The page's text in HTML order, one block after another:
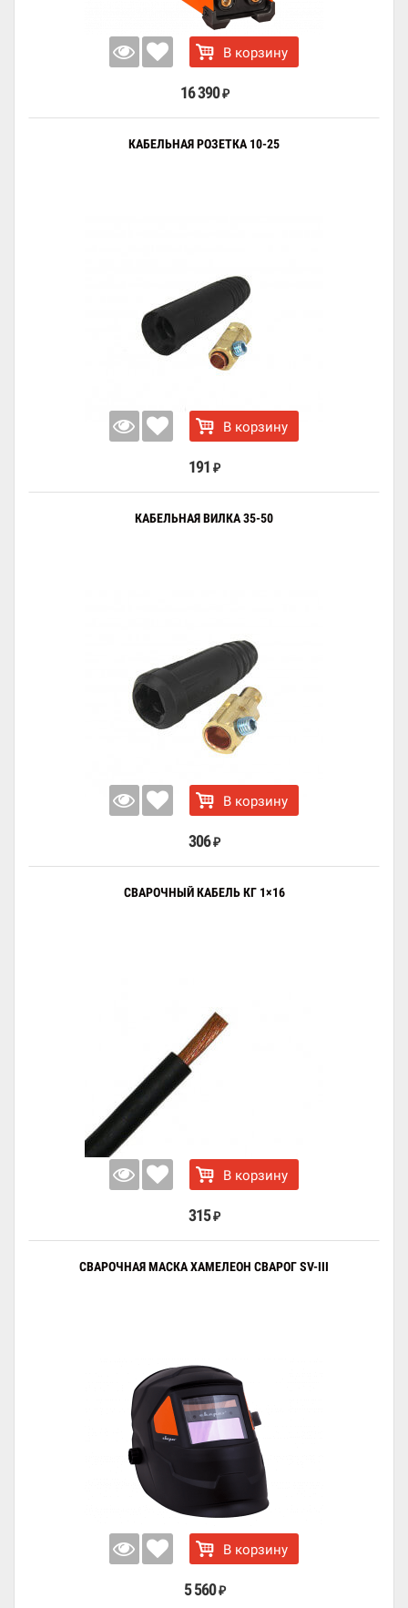
В корзину
16 390 ₽
КАБЕЛЬНАЯ РОЗЕТКА 10-25
В корзину
191 ₽
КАБЕЛЬНАЯ ВИЛКА 35-50
В корзину
306 ₽
СВАРОЧНЫЙ КАБЕЛЬ КГ 1×16
В корзину
315 ₽
СВАРОЧНАЯ МАСКА ХАМЕЛЕОН СВАРОГ SV-III
В корзину
5 560 ₽